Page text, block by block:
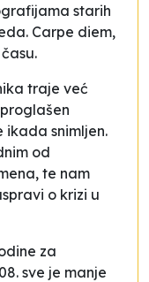
starih
Carpe diem,
traje već
ikada snimljen.
od
te nam
o krizi u
za
sve je manje